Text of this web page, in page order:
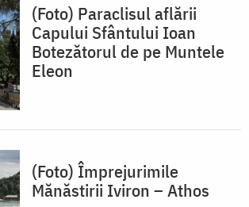
(Foto) Paraclisul aflării
Capului Sfântului Ioan
Botezătorul de pe Muntele
Eleon
(Foto) Împrejurimile
Mănăstirii Iviron – Athos